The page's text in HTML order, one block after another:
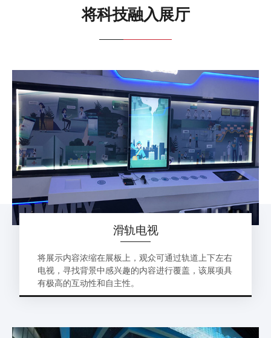
将科技融入展厅
滑轨电视
将展示内容浓缩在展板上，观众可通过轨道上下左右
电视，寻找背景中感兴趣的内容进行覆盖，该展项具
有极高的互动性和自主性。